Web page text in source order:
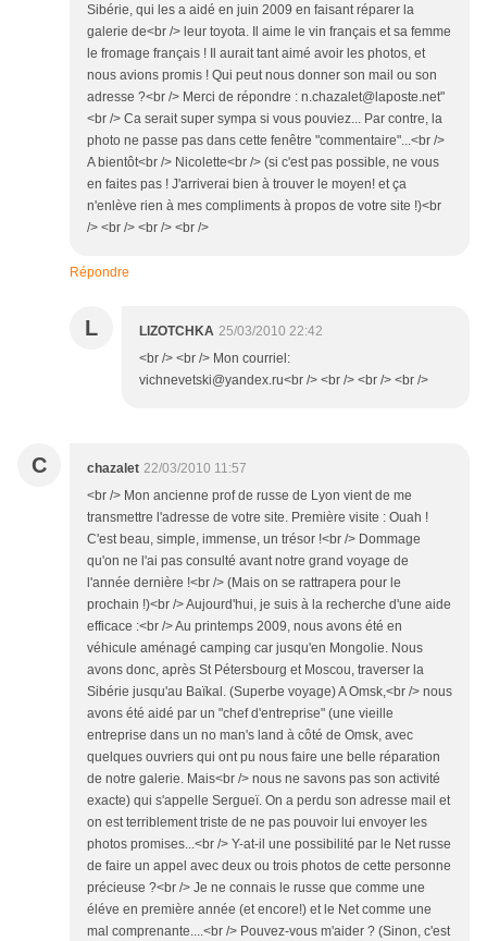
Sibérie, qui les a aidé en juin 2009 en faisant réparer la
galerie de<br /> leur toyota. Il aime le vin français et sa femme
le fromage français ! Il aurait tant aimé avoir les photos, et
nous avions promis ! Qui peut nous donner son mail ou son
adresse ?<br /> Merci de répondre : n.chazalet@laposte.net"
<br /> Ca serait super sympa si vous pouviez... Par contre, la
photo ne passe pas dans cette fenêtre "commentaire"...<br />
A bientôt<br /> Nicolette<br /> (si c'est pas possible, ne vous
en faites pas ! J'arriverai bien à trouver le moyen! et ça
n'enlève rien à mes compliments à propos de votre site !)<br
/> <br /> <br /> <br />
Répondre
L LIZOTCHKA 25/03/2010 22:42
<br /> <br /> Mon courriel:
vichnevetski@yandex.ru<br /> <br /> <br /> <br />
C chazalet 22/03/2010 11:57
<br /> Mon ancienne prof de russe de Lyon vient de me
transmettre l'adresse de votre site. Première visite : Ouah !
C'est beau, simple, immense, un trésor !<br /> Dommage
qu'on ne l'ai pas consulté avant notre grand voyage de
l'année dernière !<br /> (Mais on se rattrapera pour le
prochain !)<br /> Aujourd'hui, je suis à la recherche d'une aide
efficace :<br /> Au printemps 2009, nous avons été en
véhicule aménagé camping car jusqu'en Mongolie. Nous
avons donc, après St Pétersbourg et Moscou, traverser la
Sibérie jusqu'au Baïkal. (Superbe voyage) A Omsk,<br /> nous
avons été aidé par un "chef d'entreprise" (une vieille
entreprise dans un no man's land à côté de Omsk, avec
quelques ouvriers qui ont pu nous faire une belle réparation
de notre galerie. Mais<br /> nous ne savons pas son activité
exacte) qui s'appelle Sergueï. On a perdu son adresse mail et
on est terriblement triste de ne pas pouvoir lui envoyer les
photos promises...<br /> Y-at-il une possibilité par le Net russe
de faire un appel avec deux ou trois photos de cette personne
précieuse ?<br /> Je ne connais le russe que comme une
éléve en première année (et encore!) et le Net comme une
mal comprenante....<br /> Pouvez-vous m'aider ? (Sinon, c'est